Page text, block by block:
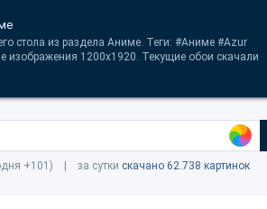
стола из раздела Аниме. Теги: #Аниме #Azur
изображения 1200x1920. Текущие обои скачали
+101) | за сутки скачано 62.738 картинок